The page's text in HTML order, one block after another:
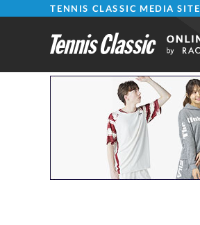
TENNIS CLASSIC MEDIA SITE